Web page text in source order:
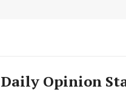
Daily Opinion